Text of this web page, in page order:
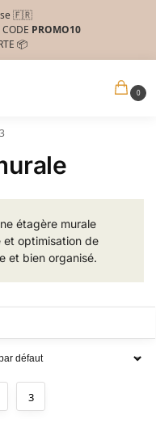
🇫🇷
PROMO10
📦
0
étagère murale
optimisation de
et bien organisé.
3